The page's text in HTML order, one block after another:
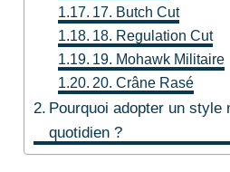
17. Butch Cut
18. Regulation Cut
19. Mohawk Militaire
20. Crâne Rasé
Pourquoi adopter un style
quotidien ?